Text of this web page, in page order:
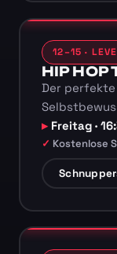
12–15 ·
HIP HOP
Der
Freitag ·
Kostenlose